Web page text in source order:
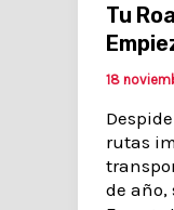
Tu
18
rutas
de